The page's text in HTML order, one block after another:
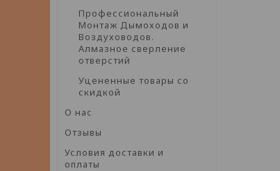
Профессиональный
Монтаж Дымоходов и
Воздуховодов.
Алмазное сверление
отверстий
Уцененные товары со
скидкой
О нас
Отзывы
Условия доставки и
оплаты